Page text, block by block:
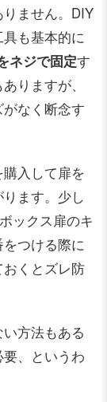
ません。DIY
も基本的に
ネジで固定す
りますが、
なく断念す
入して扉を
ます。少し
ックス扉のキ
つける際に
くとズレ防
方法もある
、というわ